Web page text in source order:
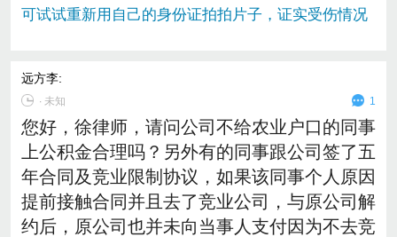
可试试重新用自己的身份证拍拍片子，证实受伤情况
远方李:
∙ 未知 1
您好，徐律师，请问公司不给农业户口的同事
上公积金合理吗？另外有的同事跟公司签了五
年合同及竞业限制协议，如果该同事个人原因
提前接触合同并且去了竞业公司，与原公司解
约后，原公司也并未向当事人支付因为不去竞